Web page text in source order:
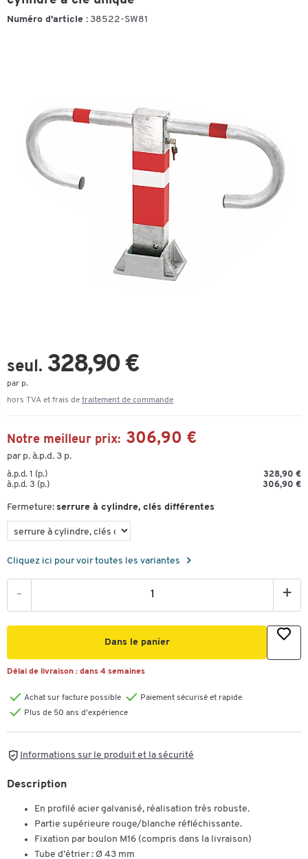
Numéro d'article : 38522-SW81
seul. 328,90 €
par p.
hors TVA et frais de traitement de commande
Notre meilleur prix: 306,90 €
par p. à.p.d. 3 p.
à.p.d. 1 (p.)
328,90 €
à.p.d. 3 (p.)
306,90 €
Fermeture: serrure à cylindre, clés différentes
Cliquez ici pour voir toutes les variantes
- +
Dans le panier
Délai de livraison : dans 4 semaines
Achat sur facture possible
Paiement sécurisé et rapide
Plus de 50 ans d'expérience
Informations sur le produit et la sécurité
Description
En profilé acier galvanisé, réalisation très robuste.
Partie supérieure rouge/blanche réfléchissante.
Fixation par boulon M16 (compris dans la livraison)
Tube d’étrier : Ø 43 mm